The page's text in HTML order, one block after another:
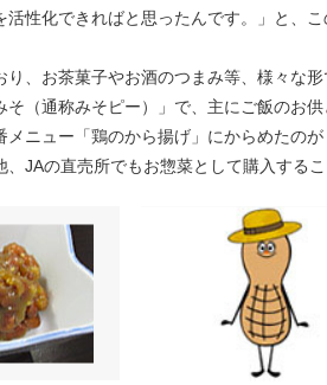
性化できればと思ったんです。」と、
、お茶菓子やお酒のつまみ等、様々な
（通称みそピー）」で、主にご飯のお
ニュー「鶏のから揚げ」にからめたの
JAの直売所でもお惣菜として購入する